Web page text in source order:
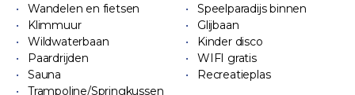
Wandelen en fietsen
Speelparadijs binnen
Klimmuur
Glijbaan
Wildwaterbaan
Kinder disco
Paardrijden
WIFI gratis
Sauna
Recreatieplas
Trampoline/Springkussen